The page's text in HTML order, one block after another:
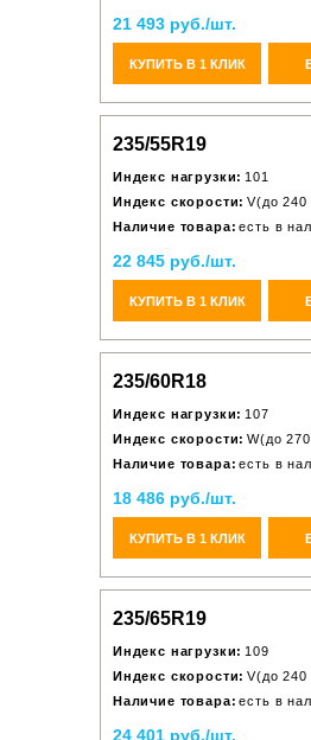
21 493 руб./шт.
КУПИТЬ В 1 КЛИК
235/55R19
Индекс нагрузки: 101
Индекс скорости: V(до 240
Наличие товара: есть в
22 845 руб./шт.
КУПИТЬ В 1 КЛИК
235/60R18
Индекс нагрузки: 107
Индекс скорости: W(до
Наличие товара: есть в
18 486 руб./шт.
КУПИТЬ В 1 КЛИК
235/65R19
Индекс нагрузки: 109
Индекс скорости: V(до 240
Наличие товара: есть в
24 401 руб./шт.